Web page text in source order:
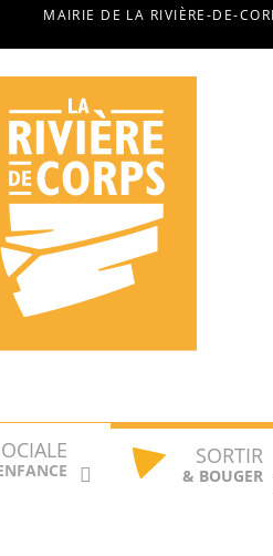
MAIRIE DE LA RIVIÈRE-DE-
SORTIR
& BOUGER